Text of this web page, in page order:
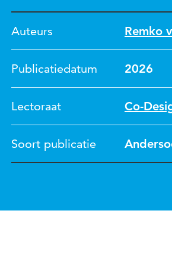
Auteurs Remko
Publicatiedatum 2026
Lectoraat Co-
Soort publicatie